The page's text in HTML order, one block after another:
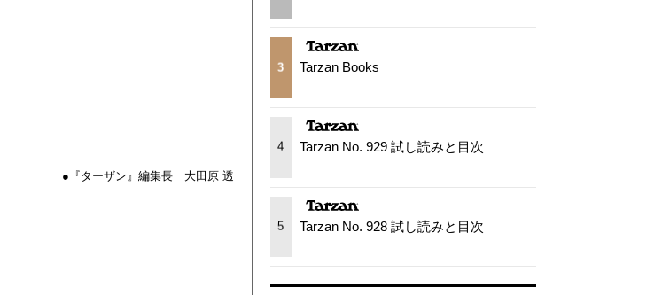
●『ターザン』編集長 大田原 透
3 Tarzan Books
4 Tarzan No. 929 試し読みと目次
5 Tarzan No. 928 試し読みと目次